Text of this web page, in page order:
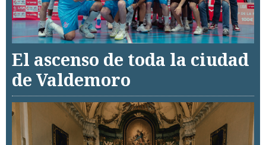
El ascenso de toda la ciudad
de Valdemoro